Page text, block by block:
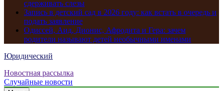
сдерживать слезы
Запись в детский сад в 2026 году: как встать в очередь и
подать заявление
Одиссей, Аид, Дионис, Афродита и Гера: зачем
родители называют детей необычными именами
Юридический
Новостная рассылка
Случайные новости